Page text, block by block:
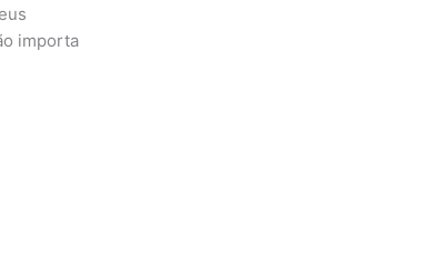
importa